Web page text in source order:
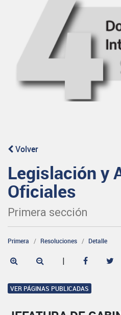
Volver
Legislación y
Oficiales
Primera sección
Primera Resoluciones Detalle
|
VER PÁGINAS PUBLICADAS